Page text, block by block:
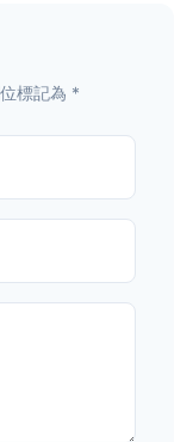
標記為 *